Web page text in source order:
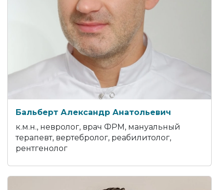
Бальберт Александр Анатольевич
к.м.н., невролог, врач ФРМ, мануальный
терапевт, вертебролог, реабилитолог,
рентгенолог